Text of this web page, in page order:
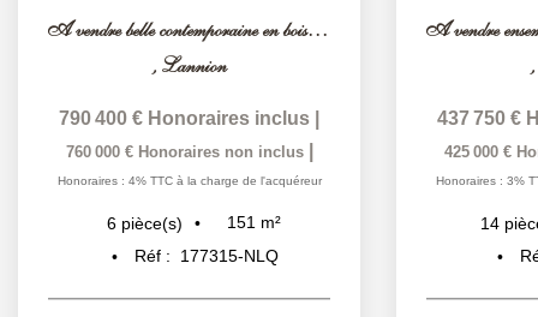
A vendre belle contemporaine en bois face à la baie Côtes...
, Lannion
790 400 € Honoraires inclus
760 000 € Honoraires non inclus
Honoraires : 4% TTC à la charge de l'acquéreur
6 pièce(s) 151 m²
Réf :
177315-NLQ
437 750 €
425 000 €
Honoraires : 3%
14